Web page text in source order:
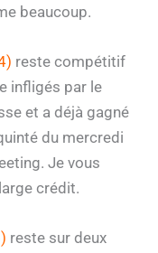
beaucoup.
reste compétitif
infligés par le
et a déjà gagné
du mercredi
Je vous
crédit.
reste sur deux